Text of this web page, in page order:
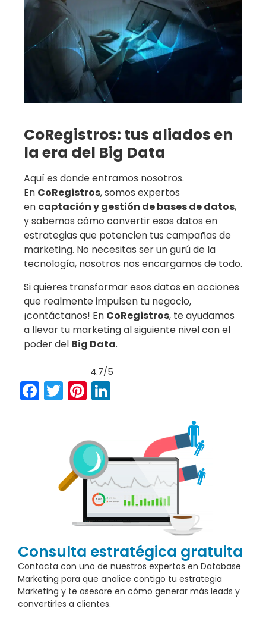
CoRegistros: tus aliados en
la era del Big Data
Aquí es donde entramos nosotros.
En CoRegistros, somos expertos
en captación y gestión de bases de datos,
y sabemos cómo convertir esos datos en
estrategias que potencien tus campañas de
marketing. No necesitas ser un gurú de la
tecnología, nosotros nos encargamos de todo.
Si quieres transformar esos datos en acciones
que realmente impulsen tu negocio,
¡contáctanos! En CoRegistros, te ayudamos
a llevar tu marketing al siguiente nivel con el
poder del Big Data.
4.7/5
Facebook
TwitterPinterest
Consulta estratégica gratuita
Contacta con uno de nuestros expertos en Database
Marketing para que analice contigo tu estrategia
Marketing y te asesore en cómo generar más leads y
convertirles a clientes.